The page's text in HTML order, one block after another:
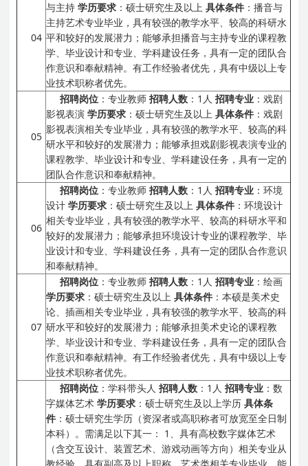
04
与主持 学历要求 ：硕士研究生及以上 具体条件 ：播音与
主持艺术专业毕业，具有较强的教学水平、较高的科研水
平和较好的发展潜力；能够承担播音与主持专业的课程教
学、毕业设计和专业、学科建设任务，具有一定的团队合
作意识和奉献精神。有工作经验者优先，具有中级以上专
业技术职称者优先。
05
招聘岗位 ：专业教师 招聘人数 ：1人 招聘专业 ：戏剧
影视表演 学历要求 ：硕士研究生及以上 具体条件 ：戏剧
影视表演相关专业毕业，具有较强的教学水平、较高的科
研水平和较好的发展潜力；能够承担戏剧影视表演专业的
课程教学、毕业设计和专业、学科建设任务，具有一定的
团队合作意识和奉献精神。
06
招聘岗位 ：专业教师 招聘人数 ：1人 招聘专业 ：环境
设计 学历要求 ：硕士研究生及以上 具体条件 ：环境设计
相关专业毕业，具有较强的教学水平、较高的科研水平和
较好的发展潜力；能够承担环境设计专业的课程教学、毕
业设计和专业、学科建设任务，具有一定的团队合作意识
和奉献精神。
07
招聘岗位 ：专业教师 招聘人数 ：1人 招聘专业 ：绘画
学历要求 ：硕士研究生及以上 具体条件 ：本硕是美术史
论、插画相关专业毕业，具有较强的教学水平、较高的科
研水平和较好的发展潜力；能够承担美术史论的课程教
学、毕业设计和专业、学科建设任务，具有一定的团队合
作意识和奉献精神。有工作经验者优先，具有中级以上专
业技术职称者优先。
招聘岗位 ：学科带头人 招聘人数 ：1人 招聘专业 ：数
字媒体艺术 学历要求 ：硕士研究生及以上学历 具体条
件 ：硕士研究生学历（资深者或高职称者可放宽至全日制
本科）。需满足以下其一： 1、具有高校数字媒体艺术
（含交互设计、装置艺术、游戏动画等方向）相关专业从
教经验，具有副高及以上职称，艺术类相关专业毕业，能